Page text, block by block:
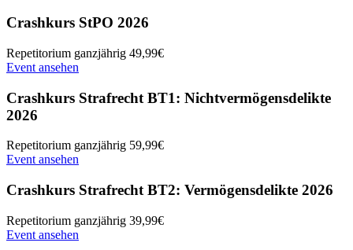
Crashkurs StPO 2026
Repetitorium ganzjährig 49,99€
Event ansehen
Crashkurs Strafrecht BT1: Nichtvermögensdelikte
2026
Repetitorium ganzjährig 59,99€
Event ansehen
Crashkurs Strafrecht BT2: Vermögensdelikte 2026
Repetitorium ganzjährig 39,99€
Event ansehen